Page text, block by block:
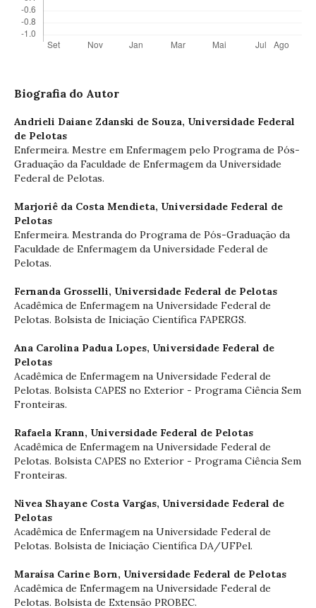
Biografia do Autor
Andrieli Daiane Zdanski de Souza, Universidade Federal
de Pelotas
Enfermeira. Mestre em Enfermagem pelo Programa de Pós-
Graduação da Faculdade de Enfermagem da Universidade
Federal de Pelotas.
Marjoriê da Costa Mendieta, Universidade Federal de
Pelotas
Enfermeira. Mestranda do Programa de Pós-Graduação da
Faculdade de Enfermagem da Universidade Federal de
Pelotas.
Fernanda Grosselli, Universidade Federal de Pelotas
Acadêmica de Enfermagem na Universidade Federal de
Pelotas. Bolsista de Iniciação Científica FAPERGS.
Ana Carolina Padua Lopes, Universidade Federal de
Pelotas
Acadêmica de Enfermagem na Universidade Federal de
Pelotas. Bolsista CAPES no Exterior - Programa Ciência Sem
Fronteiras.
Rafaela Krann, Universidade Federal de Pelotas
Acadêmica de Enfermagem na Universidade Federal de
Pelotas. Bolsista CAPES no Exterior - Programa Ciência Sem
Fronteiras.
Nivea Shayane Costa Vargas, Universidade Federal de
Pelotas
Acadêmica de Enfermagem na Universidade Federal de
Pelotas. Bolsista de Iniciação Científica DA/UFPel.
Maraísa Carine Born, Universidade Federal de Pelotas
Acadêmica de Enfermagem na Universidade Federal de
Pelotas. Bolsista de Extensão PROBEC.